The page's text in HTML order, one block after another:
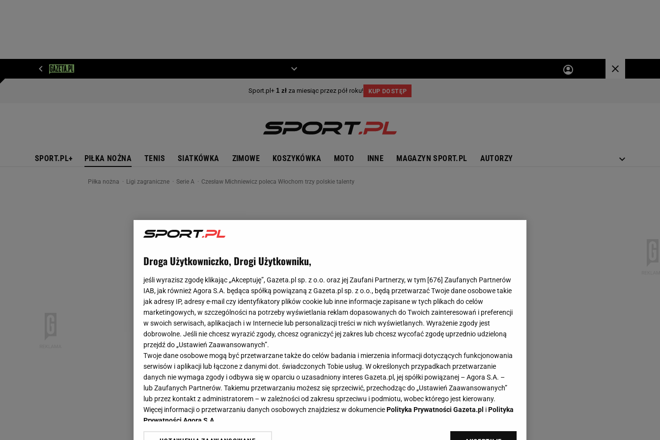
SPORT.PL+ PIŁKA NOŻNA TENIS SIATKÓWKA ZIMOWE KOSZYKÓWKA MOTO INNE MAGAZYN SPORT.PL AUTORZY
Piłka nożna Ligi zagraniczne Serie A Czesław Michniewicz poleca Włochom trzy polskie talenty
Droga Użytkowniczko, Drogi Użytkowniku,
jeśli wyrazisz zgodę klikając „Akceptuję”, Gazeta.pl sp. z o.o. oraz jej Zaufani Partnerzy, w tym [676] Zaufanych Partnerów
IAB, jak również Agora S.A. będąca spółką powiązaną z Gazeta.pl sp. z o.o., będą przetwarzać Twoje dane osobowe takie
jak adresy IP, adresy e-mail czy identyfikatory plików cookie lub inne informacje zapisane w tych plikach do celów
marketingowych, w szczególności na potrzeby wyświetlania reklam dopasowanych do Twoich zainteresowań i preferencji
w swoich serwisach, aplikacjach i w Internecie lub personalizacji treści w nich wyświetlanych. Wyrażenie zgody jest
dobrowolne. Jeśli nie chcesz wyrazić zgody, chcesz ograniczyć jej zakres lub chcesz wycofać zgodę uprzednio udzieloną
przejdź do „Ustawień Zaawansowanych”.
Twoje dane osobowe mogą być przetwarzane także do celów badania i mierzenia informacji dotyczących funkcjonowania
serwisów i aplikacji lub łączone z danymi dot. świadczonych Tobie usług. W określonych przypadkach przetwarzanie
danych nie wymaga zgody i odbywa się w oparciu o uzasadniony interes Gazeta.pl, jej spółki powiązanej – Agora S.A. –
lub Zaufanych Partnerów. Takiemu przetwarzaniu możesz się sprzeciwić, przechodząc do „Ustawień Zaawansowanych”
lub przez kontakt z administratorem – w zależności od zakresu sprzeciwu i podmiotu, wobec którego jest kierowany.
Więcej informacji o przetwarzaniu danych osobowych znajdziesz w dokumenciePolityka Prywatności Gazeta.pl iPolityka
Prywatności Agora S.A.